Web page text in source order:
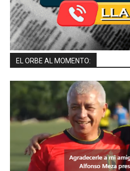
EL ORBE AL MOMENTO: